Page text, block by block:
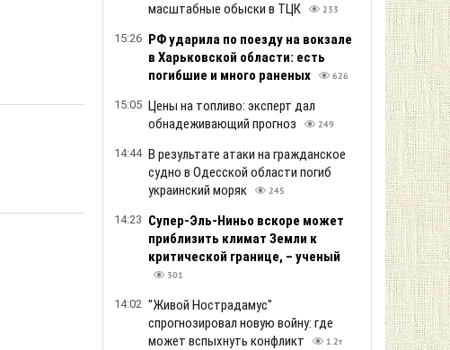
масштабные обыски в ТЦК
233
15:26 РФ ударила по поезду на вокзале
в Харьковской области: есть
погибшие и много раненых
626
15:05 Цены на топливо: эксперт дал
обнадеживающий прогноз
249
14:44 В результате атаки на гражданское
судно в Одесской области погиб
украинский моряк
245
14:23 Супер-Эль-Ниньо вскоре может
приблизить климат Земли к
критической границе, – ученый
301
14:02 "Живой Нострадамус"
спрогнозировал новую войну: где
может вспыхнуть конфликт
1.2т